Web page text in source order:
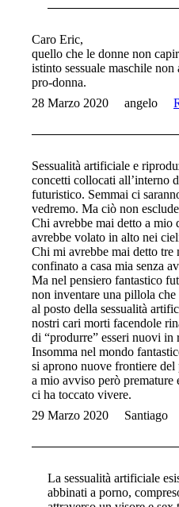
Caro Eric,
quello che le donne non
istinto sessuale maschile
pro-donna.
28 Marzo 2020
angelo
Sessualità artificiale e
concetti collocati all’interno
futuristico. Semmai ci
vedremo. Ma ciò non
Chi avrebbe mai detto a mio
avrebbe volato in alto nei
Chi mi avrebbe mai detto tre
confinato a casa mia senza
Ma nel pensiero fantastico
non inventare una pillola che
al posto della sessualità
nostri cari morti facendole
di “produrre” esseri nuovi
Insomma nel mondo
si aprono nuove frontiere
a mio avviso però
ci ha toccato vivere.
29 Marzo 2020
Santiago
La sessualità artificiale
abbinati a porno,